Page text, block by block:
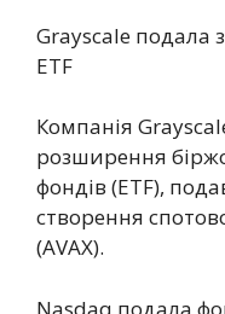
Grayscale подала
ETF
Компанія
розширення
фондів (ETF),
створення
(AVAX).
Nasdaq подала